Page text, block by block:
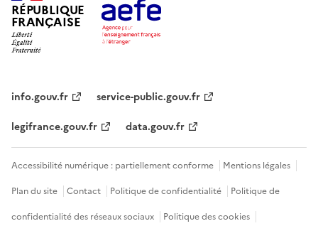
RÉPUBLIQUE
FRANÇAISE
info.gouv.fr
service-public.gouv.fr
legifrance.gouv.fr
data.gouv.fr
Accessibilité numérique : partiellement conforme
Mentions légales
Plan du site
Contact Politique de confidentialité
Politique de
confidentialité des réseaux sociaux
Politique des cookies